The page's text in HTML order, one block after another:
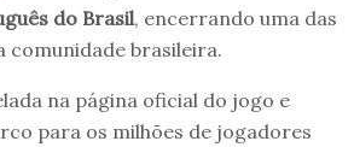
do Brasil, encerrando uma das
comunidade brasileira.
na página oficial do jogo e
para os milhões de jogadores